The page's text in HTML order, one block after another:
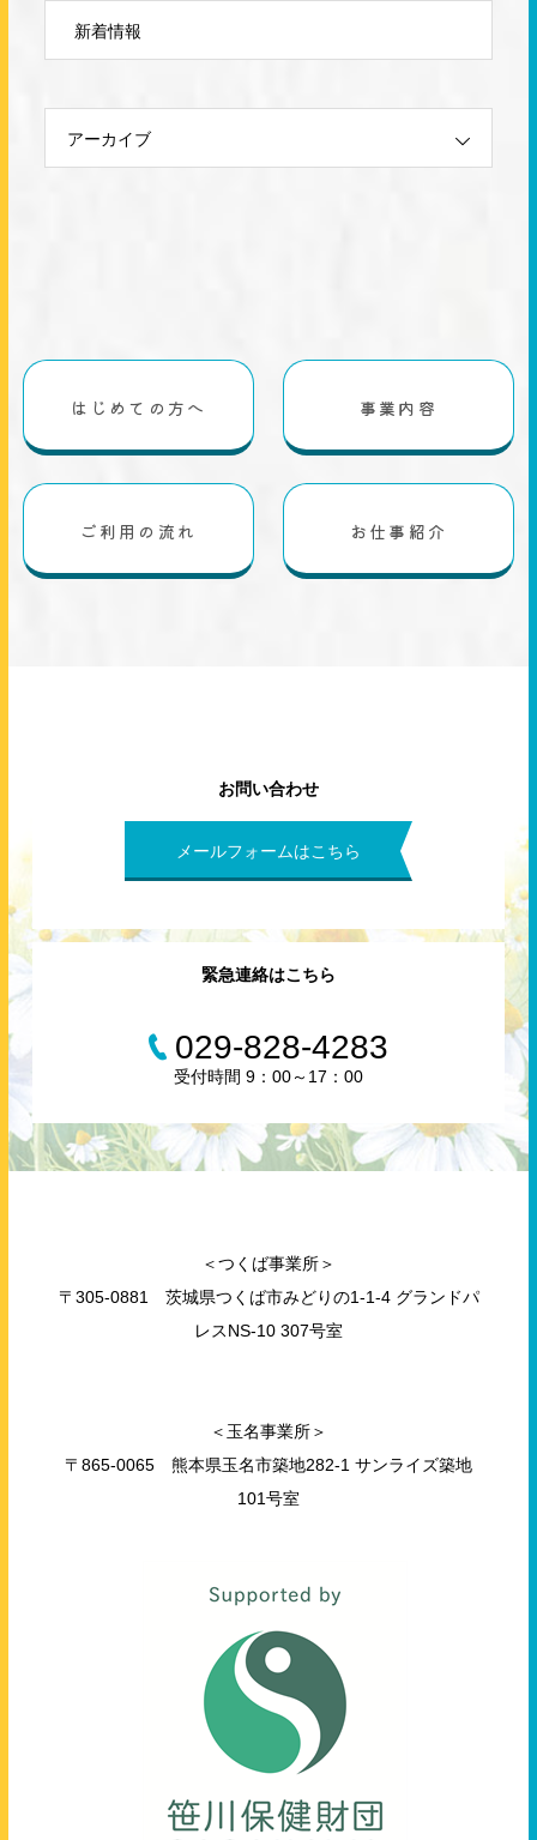
新着情報
アーカイブ
はじめての方へ 事業内容
ご利用の流れ お仕事紹介
お問い合わせ
メールフォームはこちら
緊急連絡はこちら
029-828-4283
受付時間 9：00～17：00
＜つくば事業所＞
〒305-0881 茨城県つくば市みどりの1-1-4 グランドパ
レスNS-10 307号室
＜玉名事業所＞
〒865-0065 熊本県玉名市築地282-1 サンライズ築地
101号室